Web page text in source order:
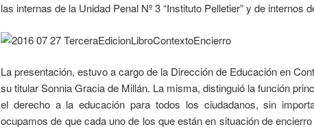
las internas de la Unidad Penal Nº 3 “Instituto Pelletier” y de internos
La presentación, estuvo a cargo de la Dirección de Educación en
su titular Sonnia Gracia de Millán. La misma, distinguió la función
el derecho a la educación para todos los ciudadanos, sin
ocupamos de que cada uno de los que están en situación de